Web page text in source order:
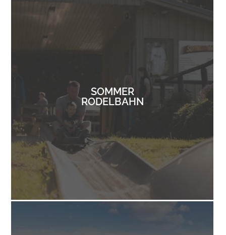
SOMMER
RODELBAHN